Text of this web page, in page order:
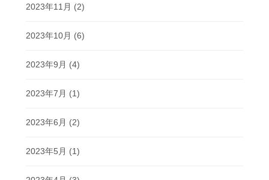
2023年11月 (2)
2023年10月 (6)
2023年9月 (4)
2023年7月 (1)
2023年6月 (2)
2023年5月 (1)